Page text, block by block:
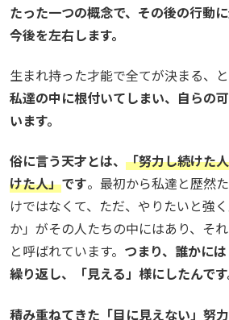
たった一つの概念で、その後の行動に
今後を左右します。
生まれ持った才能で全てが決まる、
私達の中に根付いてしまい、自らの
います。
俗に言う天才とは、 「努力し続けた
けた人」です。最初から私達と歴然
けではなくて、ただ、やりたいと強
か」がその人たちの中にはあり、そ
と呼ばれています。 つまり、誰かに
繰り返し、「見える」様にしたんです
積み重ねてきた「目に見えない」努